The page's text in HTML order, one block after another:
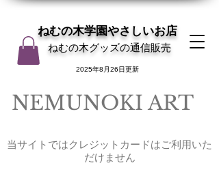
ねむの木学園やさしいお店
ねむの木グッズの通信販売
2025年8月26日更新
NEMUNOKI ART
当サイトではクレジットカードはご利用いた
だけません